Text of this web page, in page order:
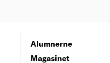
Alumnerne
Magasinet